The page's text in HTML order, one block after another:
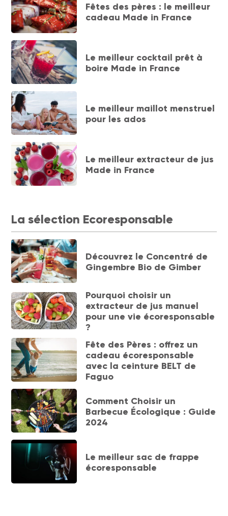
Fêtes des pères : le meilleur
cadeau Made in France
Le meilleur cocktail prêt à
boire Made in France
Le meilleur maillot menstruel
pour les ados
Le meilleur extracteur de jus
Made in France
La sélection Ecoresponsable
Découvrez le Concentré de
Gingembre Bio de Gimber
Pourquoi choisir un
extracteur de jus manuel
pour une vie écoresponsable
?
Fête des Pères : offrez un
cadeau écoresponsable
avec la ceinture BELT de
Faguo
Comment Choisir un
Barbecue Écologique : Guide
2024
Le meilleur sac de frappe
écoresponsable